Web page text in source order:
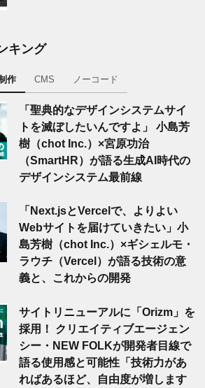
キング
作 CMS ノーコード
「聖典的なデザインシステムサイ
トを滅ぼしたいんですよ」 小島芳
樹（chot Inc.）×宮原功治
（SmartHR）が語る生成AI時代の
デザインシステム最前線
「Next.jsとVercelで、よりよい
Webサイトを届けていきたい」小
島芳樹（chot Inc.）×ギシェルモ・
ラウチ（Vercel）が語る技術の意
義と、これからの開発
サイトリニューアルに「Orizm」を
採用！ クリエイティブエージェン
シー・NEW FOLKが開発者目線で
語る使用感と可能性「技術力があ
ればあるほど、自由度が増します